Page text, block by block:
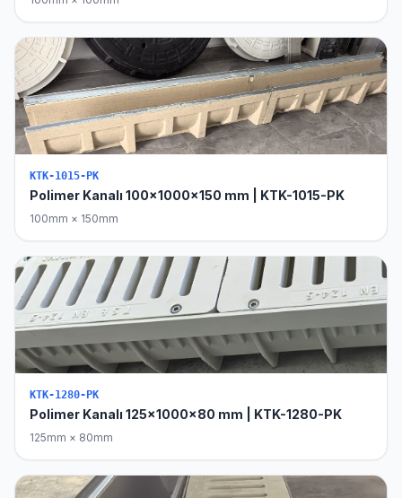
KTK-1015-PK
Polimer Kanalı 100x1000x150 mm | KTK-1015-PK
100mm × 150mm
KTK-1280-PK
Polimer Kanalı 125x1000x80 mm | KTK-1280-PK
125mm × 80mm